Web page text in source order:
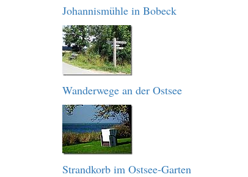
Johannismühle in Bobeck
Wanderwege an der Ostsee
Strandkorb im Ostsee-Garten